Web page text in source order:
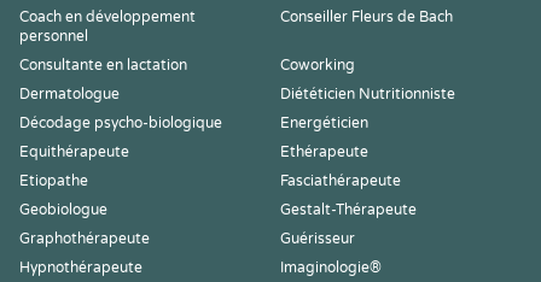
Coach en développement
personnel
Conseiller Fleurs de Bach
Consultante en lactation
Coworking
Dermatologue
Diététicien Nutritionniste
Décodage psycho-biologique
Energéticien
Equithérapeute
Ethérapeute
Etiopathe
Fasciathérapeute
Geobiologue
Gestalt-Thérapeute
Graphothérapeute
Guérisseur
Hypnothérapeute
Imaginologie®